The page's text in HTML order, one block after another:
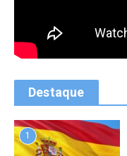
Destaque
1